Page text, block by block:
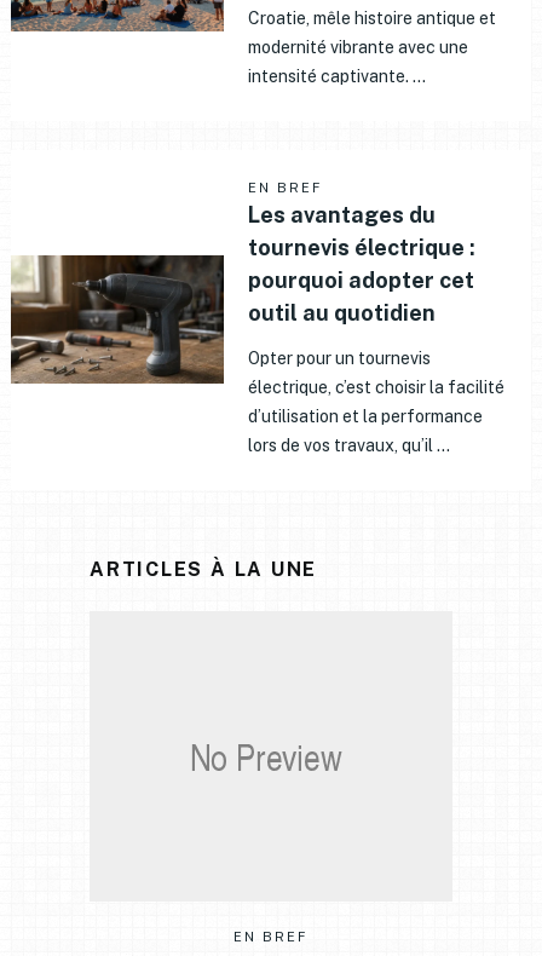
Croatie, mêle histoire antique et
modernité vibrante avec une
intensité captivante. …
EN BREF
Les avantages du
tournevis électrique :
pourquoi adopter cet
outil au quotidien
Opter pour un tournevis
électrique, c’est choisir la facilité
d’utilisation et la performance
lors de vos travaux, qu’il …
ARTICLES À LA UNE
EN BREF